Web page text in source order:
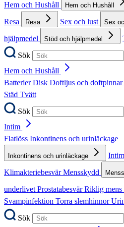
Hem och Hushåll
Hem och Hushåll
Resa
Resa Sex och lust Sex
hjälpmedel
Stöd och hjälpmedel
Sök
Hem och Hushåll
BatterierDisk Doftljus och doftpinnar
Städ Tvätt
Sök
Intim
Flatlöss Inkontinens och urinläckage
Inkontinens och urinläckage
KlimakteriebesvärMensskydd
underlivetProstatabesvärRiklig mens
Svampinfektion Torra slemhinnor
Sök